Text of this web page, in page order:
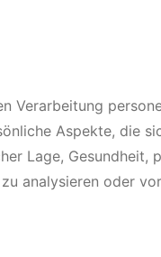
Verarbeitung
Aspekte, die
Lage, Gesundheit,
analysieren oder